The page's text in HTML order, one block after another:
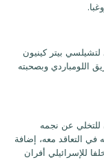
بيتر كينيون
اللومباردي وبصحبته
للتخلي عن نجمه
التعاقد معه، إضافة
للإسرائيلي أفران